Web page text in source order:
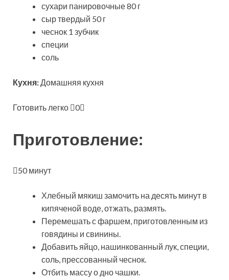
сухари панировочные 80 г
сыр твердый 50 г
чеснок 1 зубчик
специи
соль
Кухня: Домашняя кухня
Готовить легко 0
Приготовление:
50 минут
Хлебный мякиш замочить на десять минут в
кипяченой воде, отжать, размять.
Перемешать с фаршем, приготовленным из
говядины и свинины.
Добавить яйцо, нашинкованный лук, специи,
соль, прессованный чеснок.
Отбить массу о дно чашки.